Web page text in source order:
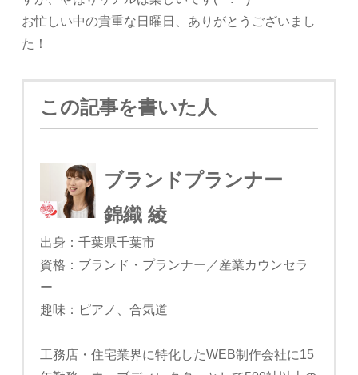
お忙しい中の貴重な日曜日、ありがとうございまし
た！
この記事を書いた人
ブランドプランナー
錦織 綾
出身：千葉県千葉市
資格：ブランド・プランナー／産業カウンセラ
ー
趣味：ピアノ、合気道
工務店・住宅業界に特化したWEB制作会社に15